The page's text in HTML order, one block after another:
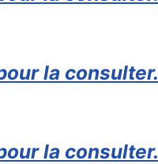
la consulter.
la consulter.